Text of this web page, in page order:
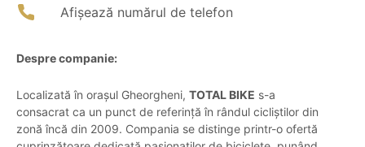
Afișează numărul de telefon
Despre companie:
Localizată în orașul Gheorgheni, TOTAL BIKE s-a
consacrat ca un punct de referință în rândul cicliștilor din
zonă încă din 2009. Compania se distinge printr-o ofertă